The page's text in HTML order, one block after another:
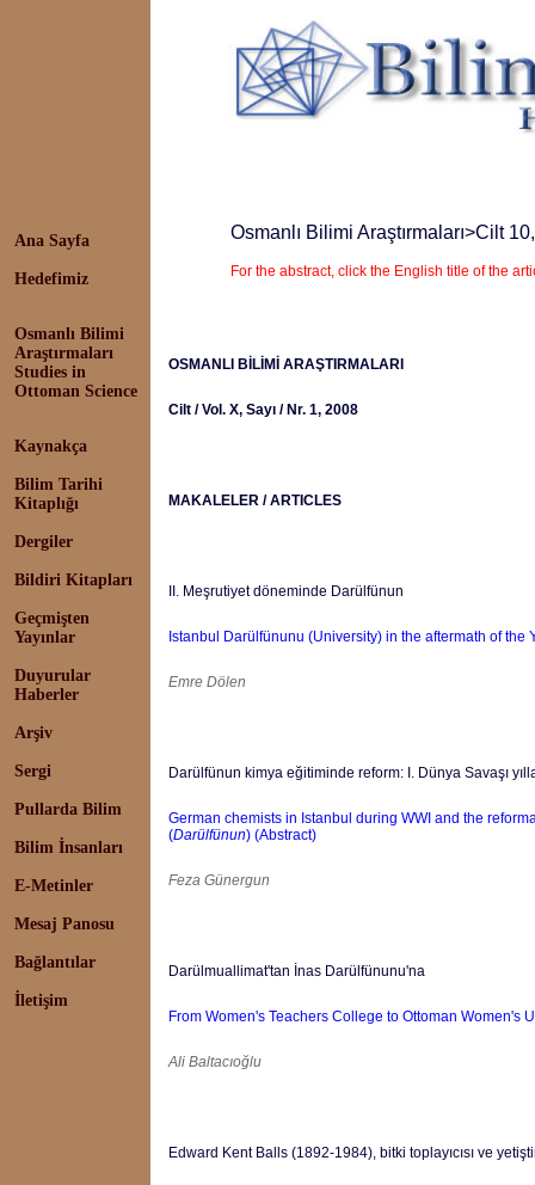
Ana Sayfa
Hedefimiz
Osmanlı Bilimi
Araştırmaları
Studies in
Ottoman Science
Kaynakça
Bilim Tarihi
Kitaplığı
Dergiler
Bildiri Kitapları
Geçmişten
Yayınlar
Duyurular
Haberler
Arşiv
Sergi
Pullarda Bilim
Bilim İnsanları
E-Metinler
Mesaj Panosu
Bağlantılar
İletişim
Osmanlı Bilimi Araştırmaları>Cilt
For the abstract, click the English title of the
OSMANLI BİLİMİ ARAŞTIRMALARI
Cilt / Vol. X, Sayı / Nr. 1, 2008
MAKALELER / ARTICLES
II. Meşrutiyet döneminde Darülfünun
Istanbul Darülfünunu (University) in the aftermath of the
Emre Dölen
Darülfünun kimya eğitiminde reform: I. Dünya Savaşı
German chemists in Istanbul during WWI and the
(Darülfünun) (Abstract)
Feza Günergun
Darülmuallimat'tan İnas Darülfünunu'na
From Women's Teachers College to Ottoman Women's
Ali Baltacıoğlu
Edward Kent Balls (1892-1984), bitki toplayıcısı ve